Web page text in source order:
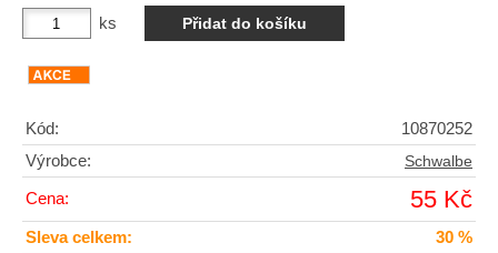
ks
Kód:
10870252
Výrobce:
Schwalbe
Cena: 55 Kč
Sleva celkem:
30 %